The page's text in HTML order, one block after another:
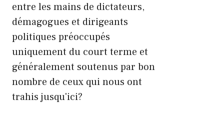
entre les mains de dictateurs,
démagogues et dirigeants
politiques préoccupés
uniquement du court terme et
généralement soutenus par bon
nombre de ceux qui nous ont
trahis jusqu'ici?